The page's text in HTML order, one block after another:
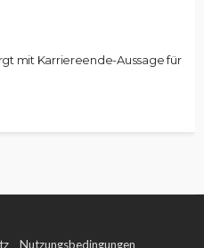
mit Karriereende-Aussage für
Nutzungsbedingungen